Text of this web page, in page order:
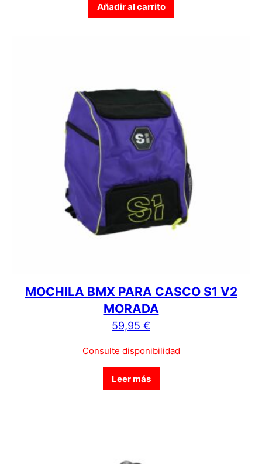
Añadir al carrito
MOCHILA BMX PARA CASCO S1 V2
MORADA
59,95 €
Consulte disponibilidad
Leer más